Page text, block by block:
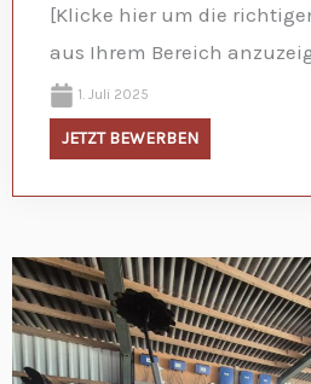
[Klicke hier um die
aus Ihrem Bereich
1. Juli 2025
JETZT BEWERBEN